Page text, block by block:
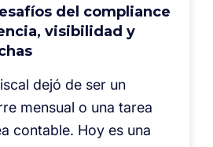
del compliance
visibilidad y
dejó de ser un
mensual o una tarea
contable. Hoy es una